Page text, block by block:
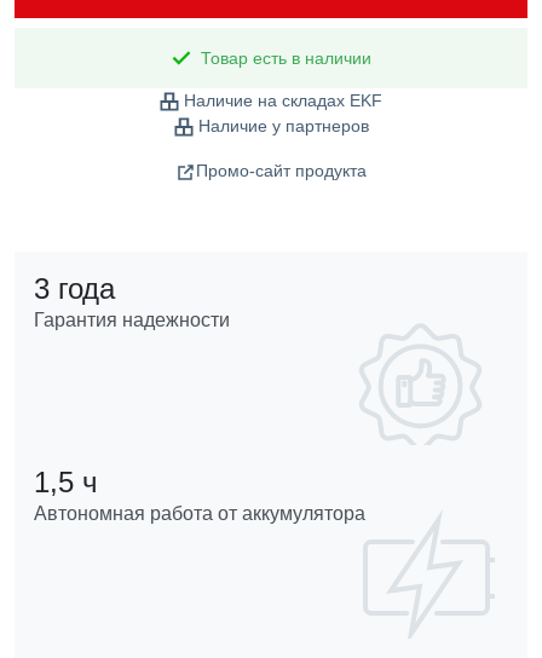
Товар есть в наличии
Наличие на складах EKF
Наличие у партнеров
Промо-сайт продукта
3 года
Гарантия надежности
1,5 ч
Автономная работа от аккумулятора